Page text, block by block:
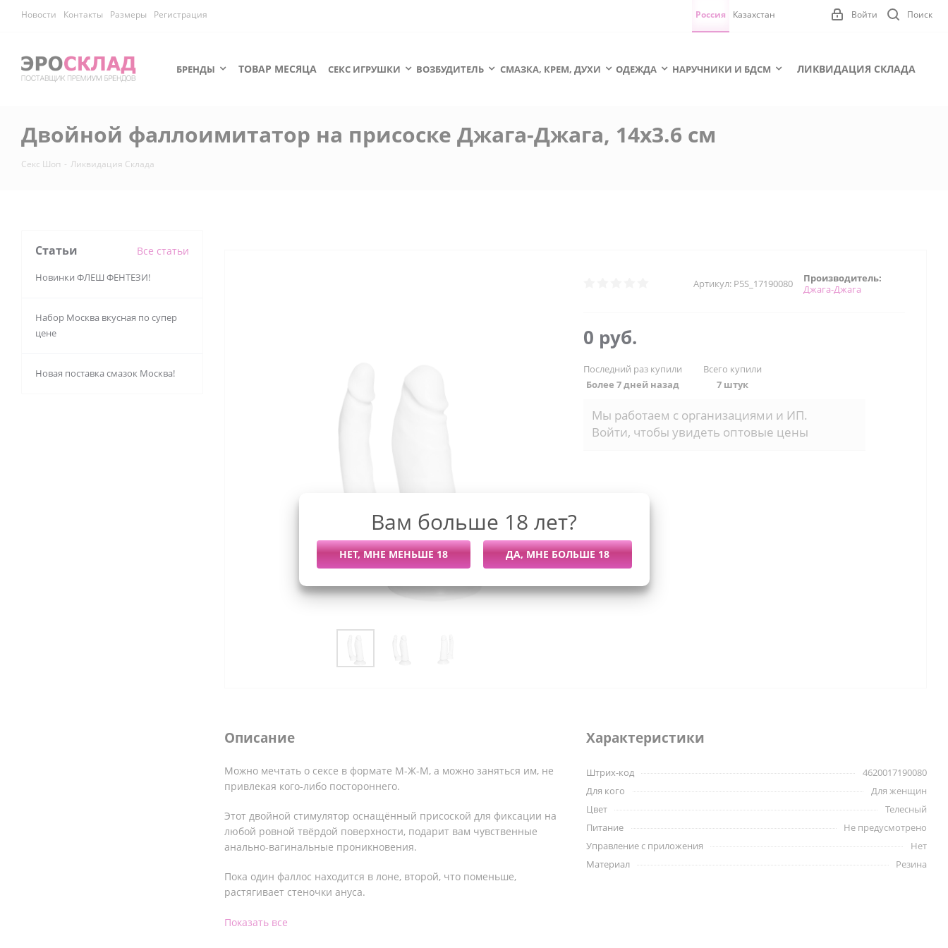
Новости Контакты Размеры Регистрация Поиск
Войти
Россия Казахстан
БРЕНДЫ ТОВАР МЕСЯЦА СЕКС ИГРУШКИ ВОЗБУДИТЕЛЬ СМАЗКА, КРЕМ, ДУХИ ОДЕЖДА НАРУЧНИКИ И БДСМ ЛИКВИДАЦИЯ СКЛАДА
Двойной фаллоимитатор на присоске Джага-Джага, 14х3.6 см
Секс Шоп - Ликвидация Склада
Артикул: P5S_17190080
Производитель:
Джага-Джага
0 руб.
Последний раз купили
Более 7 дней назад
Всего купили
7 штук
Мы работаем с организациями и ИП.
Войти, чтобы увидеть оптовые цены
Описание
Можно мечтать о сексе в формате М-Ж-М, а можно заняться им, не
привлекая кого-либо постороннего.
Этот двойной стимулятор оснащённый присоской для фиксации на
любой ровной твёрдой поверхности, подарит вам чувственные
анально-вагинальные проникновения.
Пока один фаллос находится в лоне, второй, что поменьше,
растягивает стеночки ануса.
Экспериментируйте с комфортом, задавайте любой по
Показать все
Характеристики
Штрих-код
4620017190080
Для кого
Для женщин
Цвет
Телесный
Питание
Не предусмотрено
Управление с приложения
Нет
Материал
Резина
Статьи Все статьи
Новинки ФЛЕШ ФЕНТЕЗИ!
Набор Москва вкусная по супер
цене
Новая поставка смазок Москва!
Вам больше 18 лет?